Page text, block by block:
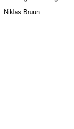
Niklas Bruun